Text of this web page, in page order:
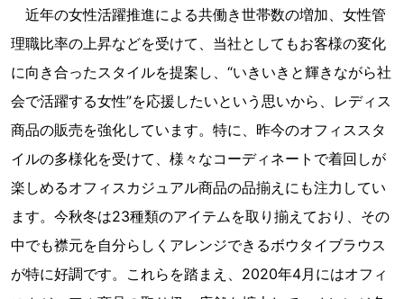
近年の女性活躍推進による共働き世帯数の増加、女性管
理職比率の上昇などを受けて、当社としてもお客様の変化
に向き合ったスタイルを提案し、“いきいきと輝きながら社
会で活躍する女性”を応援したいという思いから、レディス
商品の販売を強化しています。特に、昨今のオフィススタ
イルの多様化を受けて、様々なコーディネートで着回しが
楽しめるオフィスカジュアル商品の品揃えにも注力してい
ます。今秋冬は23種類のアイテムを取り揃えており、その
中でも襟元を自分らしくアレンジできるボウタイブラウス
が特に好調です。これらを踏まえ、2020年4月にはオフィ